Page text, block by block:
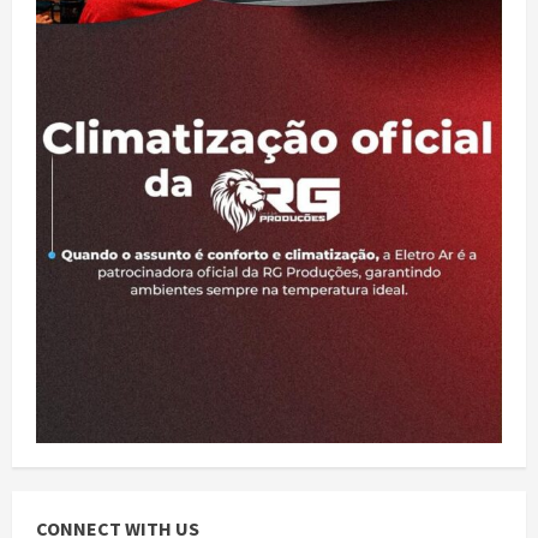
CONNECT WITH US
POLÍCIA MILITAR PRENDE DOIS HOMENS
SUSPEITOS DE TRÁFICO DE DROGAS
agosto 5, 2026
Semed promove ‘Semana da Educação’
nos dias 5 e 6 de agosto
4
proteção social com ações dos CRAS